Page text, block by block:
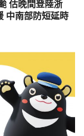
估晚間登陸浙
中南部防短延時